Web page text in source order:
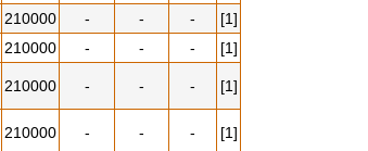
210000 - - -
[1]
210000 - - -
[1]
210000 - - - [1]
210000 - - - [1]